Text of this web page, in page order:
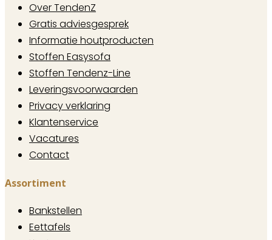
Over TendenZ
Gratis adviesgesprek
Informatie houtproducten
Stoffen Easysofa
Stoffen Tendenz-Line
Leveringsvoorwaarden
Privacy verklaring
Klantenservice
Vacatures
Contact
Assortiment
Bankstellen
Eettafels